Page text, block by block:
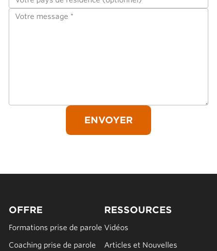
OFFRE
Formations prise de parole
Coaching prise de parole
RESSOURCES
Vidéos
Articles et Nouvelles